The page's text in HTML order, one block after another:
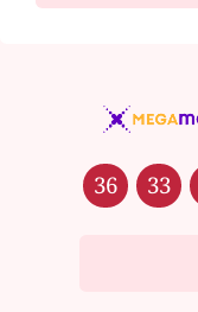
36 33